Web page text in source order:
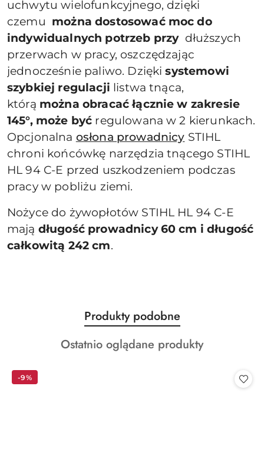
uchwytu wielofunkcyjnego, dzięki
czemu można dostosować moc do
indywidualnych potrzeb przy dłuższych
przerwach w pracy, oszczędzając
jednocześnie paliwo. Dziękisystemowi
szybkiej regulacji listwa tnąca,
którą można obracać łącznie w zakresie
145°, może być regulowana w 2 kierunkach.
Opcjonalna osłona prowadnicy STIHL
chroni końcówkę narzędzia tnącego STIHL
HL 94 C-E przed uszkodzeniem podczas
pracy w pobliżu ziemi.
Nożyce do żywopłotów STIHL HL 94 C-E
mają długość prowadnicy 60 cm i długość
całkowitą 242 cm.
Pomiń karuzelę produktów
Produkty
o
statusie:
Produkty podobne
Produkty
Ostatnio oglądane produkty
-9%